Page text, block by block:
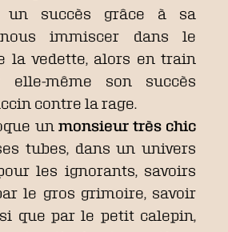
un succès grâce à sa
immiscer dans le
la vedette, alors en train
elle-même son succès
contre la rage.
un monsieur très chic
tubes, dans un univers
les ignorants, savoirs
le gros grimoire, savoir
que par le petit calepin,